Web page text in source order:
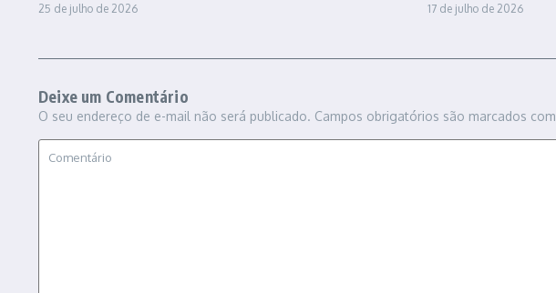
25 de julho de 2026 17 de julho de 2026
Deixe um Comentário
O seu endereço de e-mail não será publicado. Campos obrigatórios são marcados com